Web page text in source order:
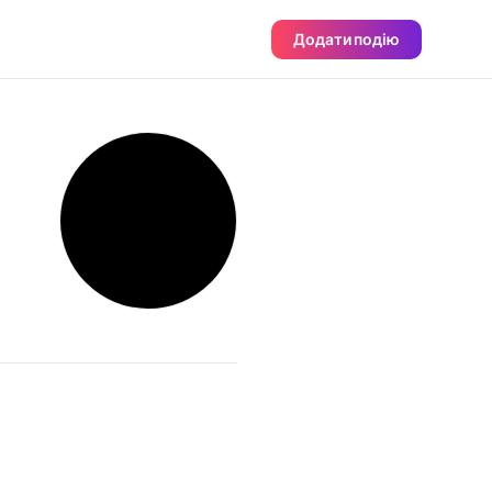
Додати подію